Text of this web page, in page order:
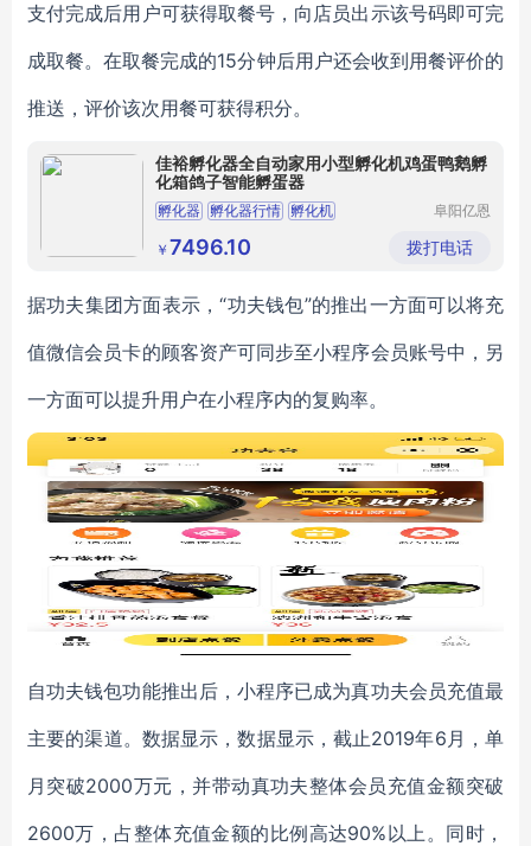
支付完成后用户可获得取餐号，向店员出示该号码即可完
成取餐。在取餐完成的15分钟后用户还会收到用餐评价的
推送，评价该次用餐可获得积分。
佳裕孵化器全自动家用小型孵化机鸡蛋鸭鹅孵
化箱鸽子智能孵蛋器
孵化器 孵化器行情 孵化机
孵化机厂家直销
阜阳亿恩
有限公司
￥ 7496.10 拨打电话
据功夫集团方面表示，“功夫钱包”的推出一方面可以将充
值微信会员卡的顾客资产可同步至小程序会员账号中，另
一方面可以提升用户在小程序内的复购率。
自功夫钱包功能推出后，小程序已成为真功夫会员充值最
主要的渠道。数据显示，数据显示，截止2019年6月，单
月突破2000万元，并带动真功夫整体会员充值金额突破
2600万，占整体充值金额的比例高达90%以上。同时，